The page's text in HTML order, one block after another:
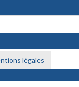
légales